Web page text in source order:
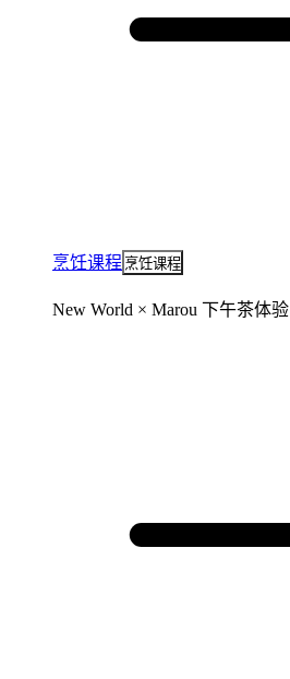
烹饪课程 烹饪课程
New World × Marou 下午茶体验